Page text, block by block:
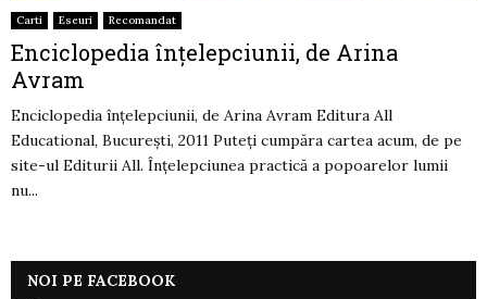
Carti Eseuri Recomandat
Enciclopedia înţelepciunii, de Arina
Avram
Enciclopedia înţelepciunii, de Arina Avram Editura All
Educational, Bucureşti, 2011 Puteţi cumpăra cartea acum, de pe
site-ul Editurii All. Înţelepciunea practică a popoarelor lumii
nu...
NOI PE FACEBOOK